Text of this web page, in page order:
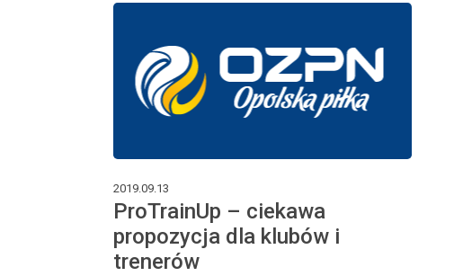
2019.09.13
ProTrainUp – ciekawa
propozycja dla klubów i
trenerów